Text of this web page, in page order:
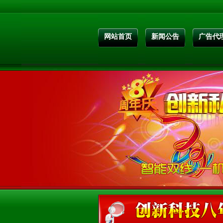
网站首页 新闻公告 广告代